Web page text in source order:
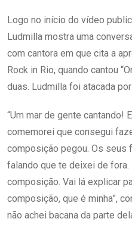
Logo no início do vídeo
Ludmilla mostra uma
com cantora em que cita a
Rock in Rio, quando cantou
duas. Ludmilla foi atacada
“Um mar de gente cantando!
comemorei que consegui
composição pegou. Os seus
falando que te deixei de fora.
composição. Vai lá explicar
composição, que é minha”,
não achei bacana da parte